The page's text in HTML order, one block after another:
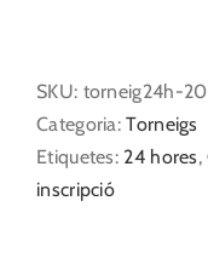
24
hores
-
Pagament
SKU: torneig24h-
Categoria:Torneigs
Etiquetes: 24 hores,
inscripció